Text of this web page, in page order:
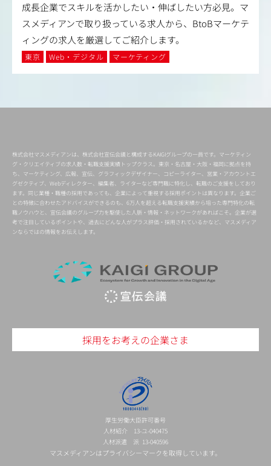
成長企業でスキルを活かしたい・伸ばしたい方必見。マ
スメディアンで取り扱っている求人から、BtoBマーケテ
ィングの求人を厳選してご紹介します。
東京 Web・デジタル マーケティング
株式会社マスメディアンは、株式会社宣伝会議と構成するKAIGIグループの一員です。マーケティン
グ・クリエイティブの求人数・転職支援実績トップクラス。東京・名古屋・大阪・福岡に拠点を持
ち、マーケティング、広報、宣伝、グラフィックデザイナー、コピーライター、営業・アカウントエ
グゼクティブ、Webディレクター、編集者、ライターなど専門職に特化し、転職のご支援をしており
ます。同じ業種・職種の採用であっても、企業によって重視する採用ポイントは異なります。企業ご
との特徴に合わせたアドバイスができるのも、6万人を超える転職支援実績から培った専門特化の転
職ノウハウと、宣伝会議のグループ力を駆使した人脈・情報・ネットワークがあればこそ。企業が選
考で注目しているポイントや、過去にどんな人がプラス評価・採用されているかなど、マスメディア
ンならではの情報をお伝えします。
採用をお考えの企業さま
厚生労働大臣許可番号
人材紹介 13-ユ-040475
人材派遣 派 13-040596
マスメディアンはプライバシーマークを取得しています。